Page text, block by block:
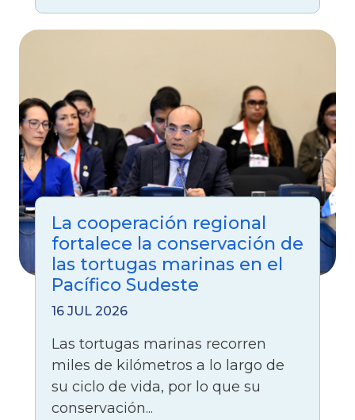
La cooperación regional
fortalece la conservación de
las tortugas marinas en el
Pacífico Sudeste
16 JUL 2026
Las tortugas marinas recorren
miles de kilómetros a lo largo de
su ciclo de vida, por lo que su
conservación...